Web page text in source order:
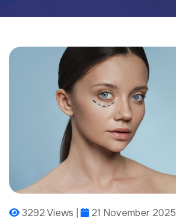
3292 Views | 21 November 2025